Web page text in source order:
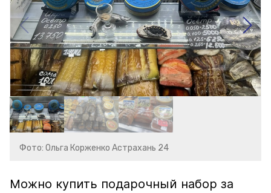
Фото: Ольга Корженко Астрахань 24
Можно купить подарочный набор за